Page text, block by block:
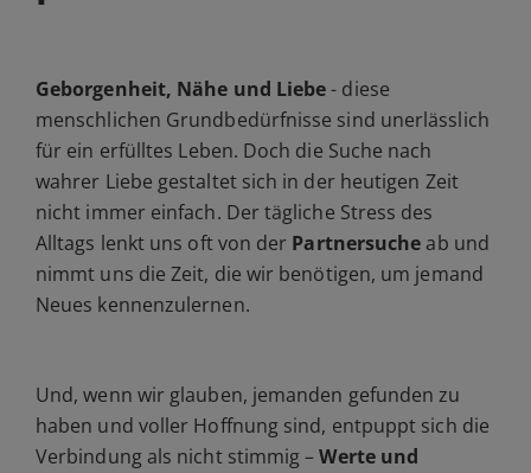
Geborgenheit, Nähe und Liebe- diese
menschlichen Grundbedürfnisse sind unerlässlich
für ein erfülltes Leben. Doch die Suche nach
wahrer Liebe gestaltet sich in der heutigen Zeit
nicht immer einfach. Der tägliche Stress des
Alltags lenkt uns oft von der Partnersucheab und
nimmt uns die Zeit, die wir benötigen, um jemand
Neues kennenzulernen.
Und, wenn wir glauben, jemanden gefunden zu
haben und voller Hoffnung sind, entpuppt sich die
Verbindung als nicht stimmig –Werte und